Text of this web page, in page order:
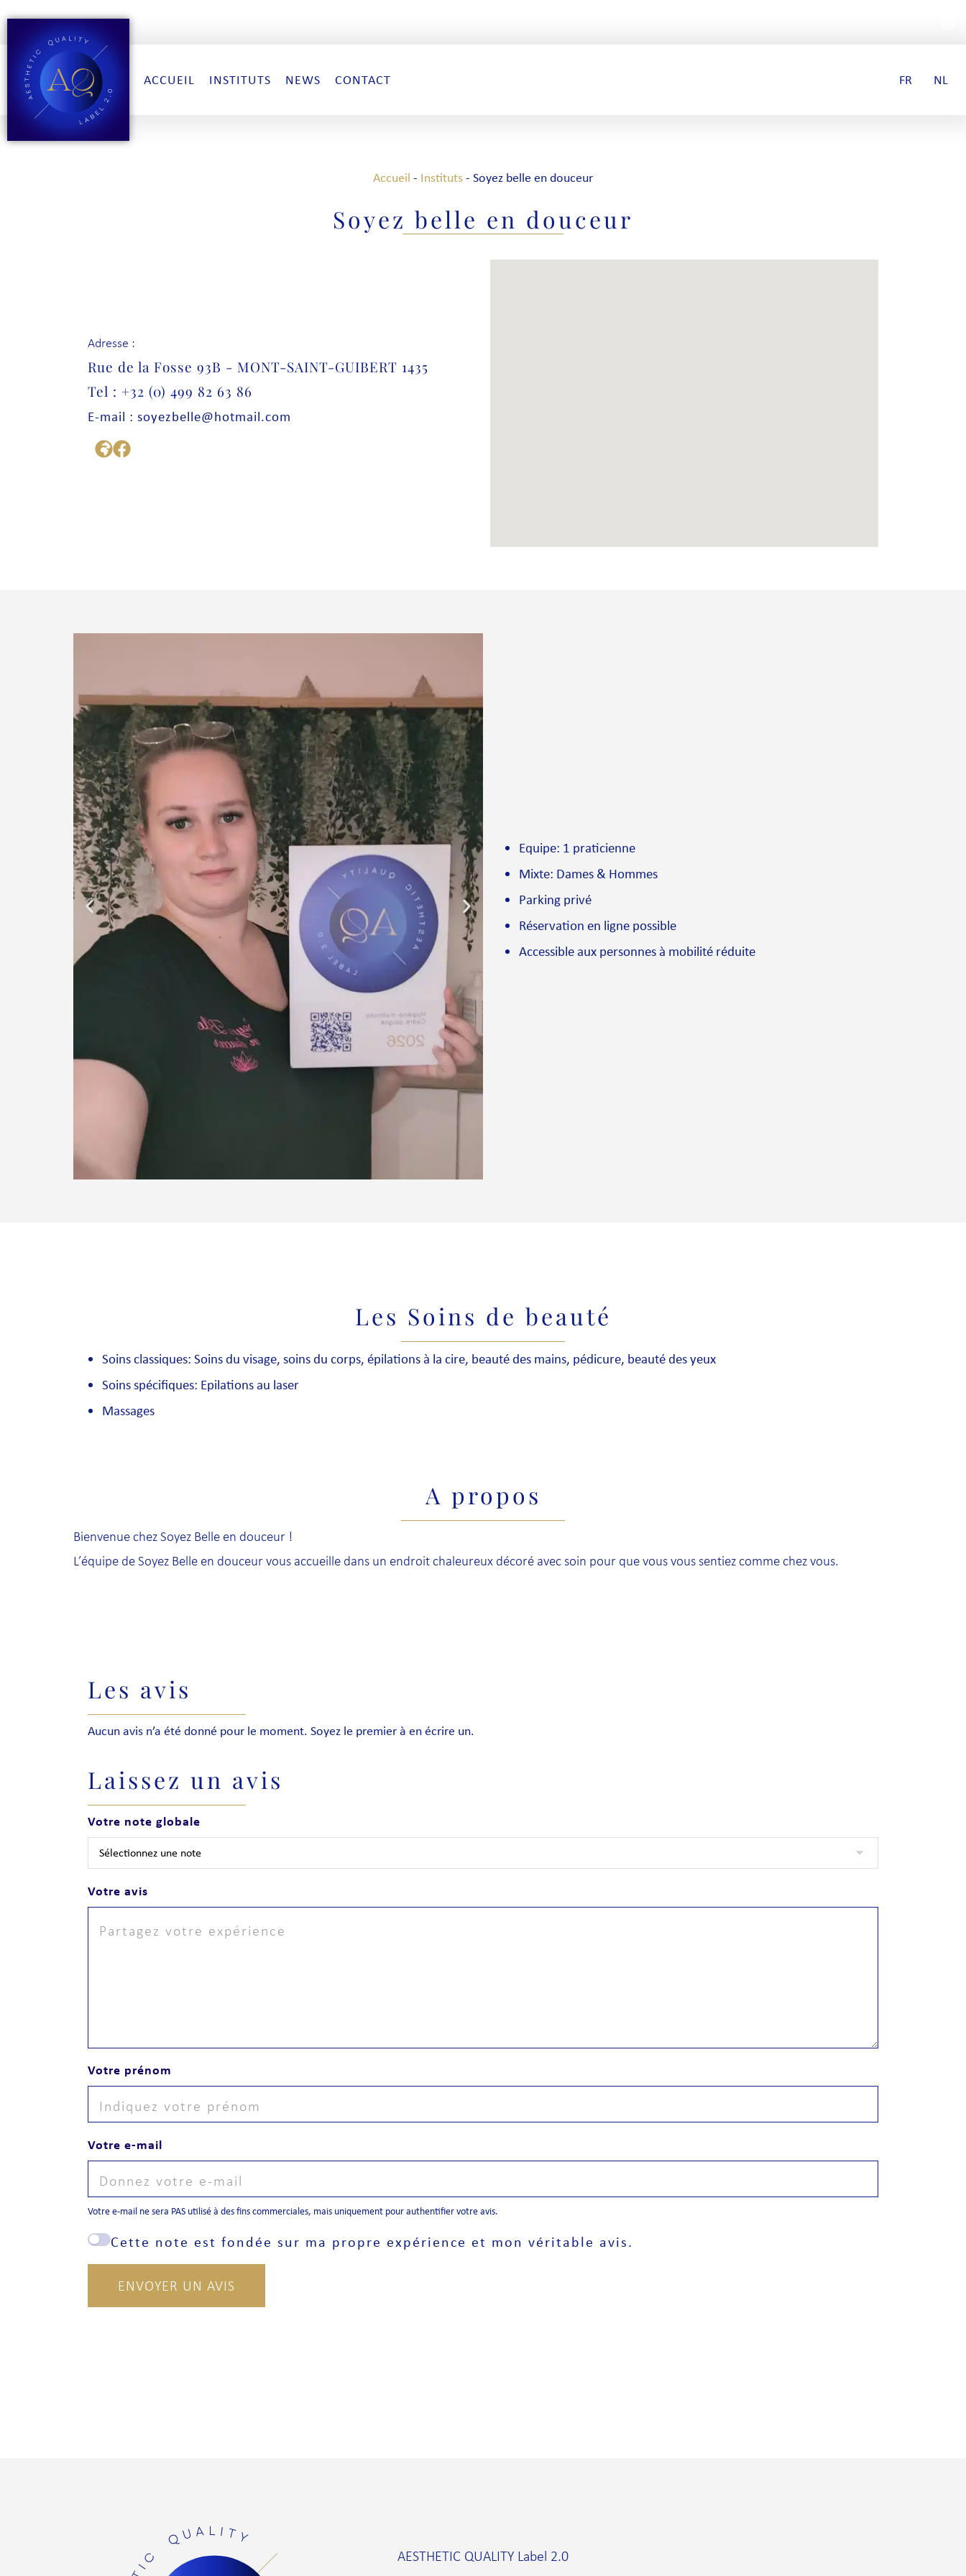
ACCUEIL INSTITUTS NEWS CONTACT FR NL
Accueil - Instituts- Soyez belle en douceur
Soyez belle en douceur
Adresse :
Rue de la Fosse 93B - MONT-SAINT-GUIBERT 1435
Tel : +32 (0) 499 82 63 86
E-mail : soyezbelle@hotmail.com
Equipe: 1 praticienne
Mixte: Dames & Hommes
Parking privé
Réservation en ligne possible
Accessible aux personnes à mobilité réduite
Les Soins de beauté
Soins classiques: Soins du visage, soins du corps, épilations à la cire, beauté des mains, pédicure, beauté des yeux
Soins spécifiques: Epilations au laser
Massages
A propos
Bienvenue chez Soyez Belle en douceur !
L’équipe de Soyez Belle en douceur vous accueille dans un endroit chaleureux décoré avec soin pour que vous vous sentiez comme chez vous.
Les avis
Aucun avis n’a été donné pour le moment. Soyez le premier à en écrire un.
Laissez un avis
Votre note globale
Votre avis
Votre prénom
Votre e-mail
Votre e-mail ne sera PAS utilisé à des fins commerciales, mais uniquement pour authentifier votre avis.
Cette note est fondée sur ma propre expérience et mon véritable avis.
ENVOYER UN AVIS
AESTHETIC QUALITY Label 2.0